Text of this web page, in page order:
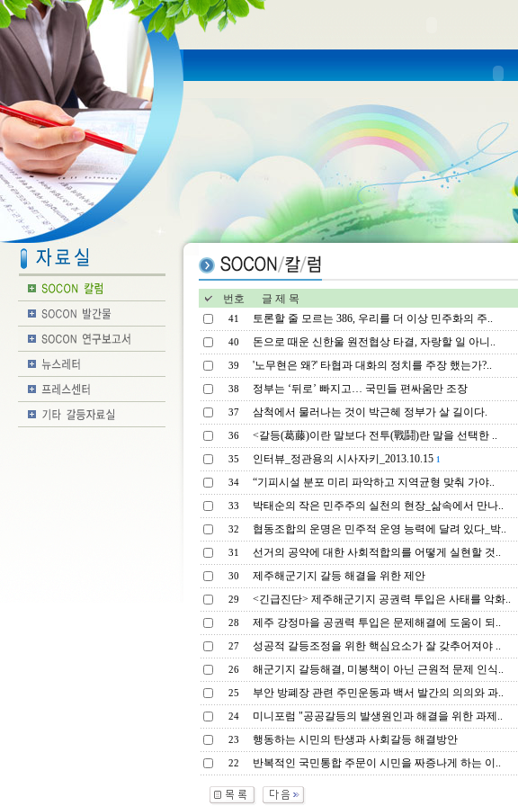
번호 글 제 목
41 토론할 줄 모르는 386, 우리를 더 이상 민주화의 주..
40 돈으로 때운 신한울 원전협상 타결, 자랑할 일 아니..
39 '노무현은 왜?' 타협과 대화의 정치를 주장 했는가?..
38 정부는 ‘뒤로’ 빠지고… 국민들 편싸움만 조장
37 삼척에서 물러나는 것이 박근혜 정부가 살 길이다.
36 <갈등(葛藤)이란 말보다 전투(戰鬪)란 말을 선택한 ..
35 인터뷰_정관용의 시사자키_2013.10.15 1
34 “기피시설 분포 미리 파악하고 지역균형 맞춰 가야..
33 박태순의 작은 민주주의 실천의 현장_삶속에서 만나..
32 협동조합의 운명은 민주적 운영 능력에 달려 있다_박..
31 선거의 공약에 대한 사회적합의를 어떻게 실현할 것..
30 제주해군기지 갈등 해결을 위한 제안
29 <긴급진단> 제주해군기지 공권력 투입은 사태를 악화..
28 제주 강정마을 공권력 투입은 문제해결에 도움이 되..
27 성공적 갈등조정을 위한 핵심요소가 잘 갖추어져야 ..
26 해군기지 갈등해결, 미봉책이 아닌 근원적 문제 인식..
25 부안 방폐장 관련 주민운동과 백서 발간의 의의와 과..
24 미니포럼 "공공갈등의 발생원인과 해결을 위한 과제..
23 행동하는 시민의 탄생과 사회갈등 해결방안
22 반복적인 국민통합 주문이 시민을 짜증나게 하는 이..